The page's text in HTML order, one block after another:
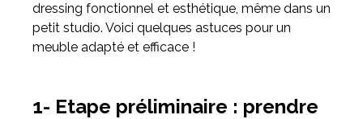
dressing fonctionnel et esthétique, même dans un
petit studio. Voici quelques astuces pour un
meuble adapté et efficace !
1- Etape préliminaire : prendre